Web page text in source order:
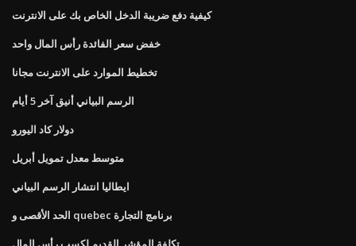
كيفية دفع ضريبة الدخل الخاص بك على الانترنت
خفض سعر الفائدة رأس المال واحد
تخطيط الموارد على الانترنت مجانا
الرسم البياني أنيق آخر 5 أيام
دولار كاد اليورو
متوسط ​​معدل تمويل أبريل
ايطاليا انتشار الرسم البياني
الحد الأقصى و quebec برنامج التجارة